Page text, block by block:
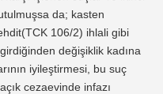
da; kasten
106/2) ihlali gibi
değişiklik kadına
iyileştirmesi, bu suç
cezaevinde infazı